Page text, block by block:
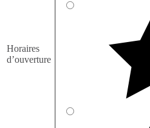
Horaires
d’ouverture